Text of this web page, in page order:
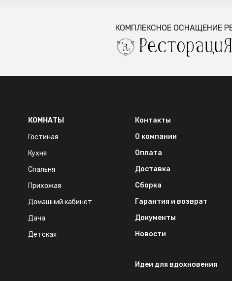
КОМПЛЕКСНОЕ ОСНАЩЕНИЕ
КОМНАТЫ
Гостиная
Кухня
Спальня
Прихожая
Домашний кабинет
Дача
Детская
Контакты
О компании
Оплата
Доставка
Сборка
Гарантия и возврат
Документы
Новости
Идеи для вдохновения